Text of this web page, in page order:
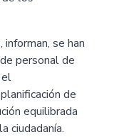
se han
personal de
el
de
equilibrada
ciudadanía.